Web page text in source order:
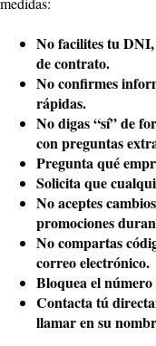
No facilites tu
de contrato.
No confirmes
rápidas.
No digas “sí” de
con preguntas
Pregunta qué
Solicita que
No aceptes
promociones
No compartas
correo electrónico.
Bloquea el
Contacta tú
llamar en su